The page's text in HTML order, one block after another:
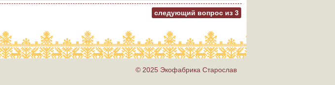
следующий вопрос из 3
© 2025 Экофабрика Старослав